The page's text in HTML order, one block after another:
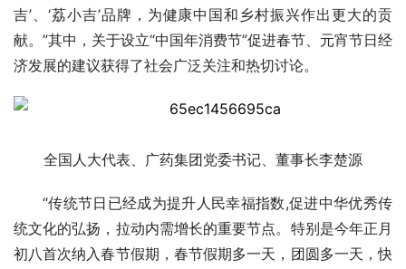
吉’、‘荔小吉’品牌，为健康中国和乡村振兴作出更大的贡
献。”其中，关于设立“中国年消费节”促进春节、元宵节日经
济发展的建议获得了社会广泛关注和热切讨论。
全国人大代表、广药集团党委书记、董事长李楚源
“传统节日已经成为提升人民幸福指数,促进中华优秀传
统文化的弘扬，拉动内需增长的重要节点。特别是今年正月
初八首次纳入春节假期，春节假期多一天，团圆多一天，快